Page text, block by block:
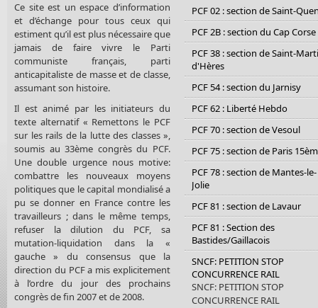
Ce site est un espace d’information
et d’échange pour tous ceux qui
estiment qu’il est plus nécessaire que
jamais de faire vivre le Parti
communiste français, parti
anticapitaliste de masse et de classe,
assumant son histoire.
Il est animé par les initiateurs du
texte alternatif « Remettons le PCF
sur les rails de la lutte des classes »,
soumis au 33ème congrès du PCF.
Une double urgence nous motive:
combattre les nouveaux moyens
politiques que le capital mondialisé a
pu se donner en France contre les
travailleurs ; dans le même temps,
refuser la dilution du PCF, sa
mutation-liquidation dans la «
gauche » du consensus que la
direction du PCF a mis explicitement
à l’ordre du jour des prochains
congrès de fin 2007 et de 2008.
PCF 02 : section de Saint-
PCF 2B : section du Cap Corse
PCF 38 : section de Saint-
d'Hères
PCF 54 : section du Jarnisy
PCF 62 : Liberté Hebdo
PCF 70 : section de Vesoul
PCF 75 : section de Paris
PCF 78 : section de Mantes-le-
Jolie
PCF 81 : section de Lavaur
PCF 81 : Section des
Bastides/Gaillacois
SNCF: PETITION STOP
CONCURRENCE RAIL
SNCF: PETITION STOP
CONCURRENCE RAIL